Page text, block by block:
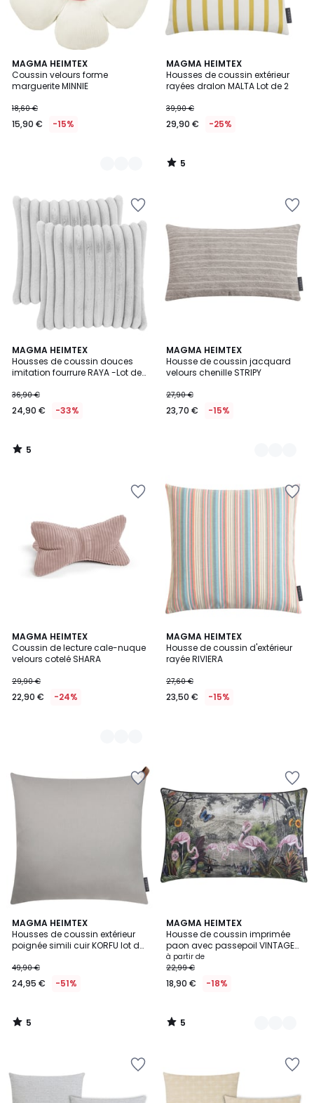
MAGMA HEIMTEX
Coussin velours forme
marguerite MINNIE
18,60 €
15,90 € -15%
3
Couleurs
MAGMA HEIMTEX
Housses de coussin extérieur
rayées dralon MALTA Lot de 2
39,90 €
29,90 € -25%
5
/
5
5
/
MAGMA HEIMTEX
Housses de coussin douces
imitation fourrure RAYA -Lot de
36,90 €
24,90 € -33%
5
/
5
5
/
MAGMA HEIMTEX
Housse de coussin jacquard
velours chenille STRIPY
27,90 €
23,70 € -15%
3
Couleurs
MAGMA HEIMTEX
Coussin de lecture cale-nuque
velours cotelé SHARA
29,90 €
22,90 € -24%
6
Couleurs
MAGMA HEIMTEX
Housse de coussin d'extérieur
rayée RIVIERA
27,60 €
23,50 € -15%
MAGMA HEIMTEX
Housses de coussin extérieur
poignée simili cuir KORFU lot de
49,90 €
24,95 € -51%
5
/
5
5
/
MAGMA HEIMTEX
Housse de coussin imprimée
paon avec passepoil VINTAGE
BIRDS
à partir de
22,99 €
18,90 € -18%
5
/
5
2
Couleurs
5
/